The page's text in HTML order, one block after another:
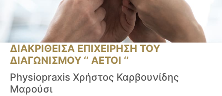
ΔΙΑΚΡΙΘΕΙΣΑ ΕΠΙΧΕΙΡΗΣΗ ΤΟΥ
ΔΙΑΓΩΝΙΣΜΟΥ ‘’ ΑΕΤΟΙ ‘’
Physiopraxis Χρήστος Καρβουνίδης
Μαρούσι